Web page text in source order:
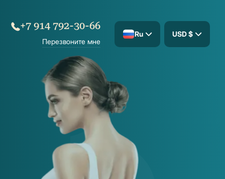
+7 914 792-30-66
Перезвоните мне
Ru USD $